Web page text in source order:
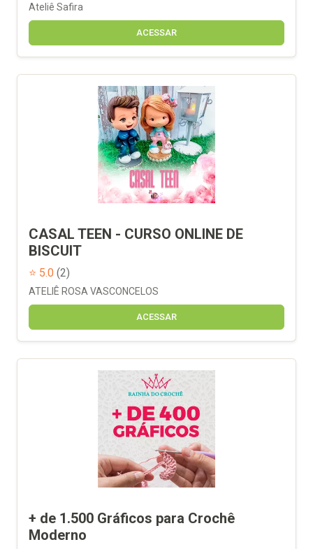
Ateliê Safira
ACESSAR
CASAL TEEN - CURSO ONLINE DE
BISCUIT
⭐ 5.0 (2)
ATELIÊ ROSA VASCONCELOS
ACESSAR
+ de 1.500 Gráficos para Crochê
Moderno